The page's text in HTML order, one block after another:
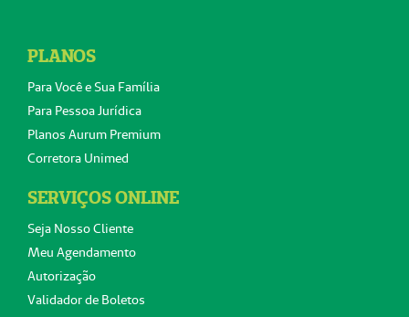
PLANOS
Para Você e Sua Família
Para Pessoa Jurídica
Planos Aurum Premium
Corretora Unimed
SERVIÇOS ONLINE
Seja Nosso Cliente
Meu Agendamento
Autorização
Validador de Boletos